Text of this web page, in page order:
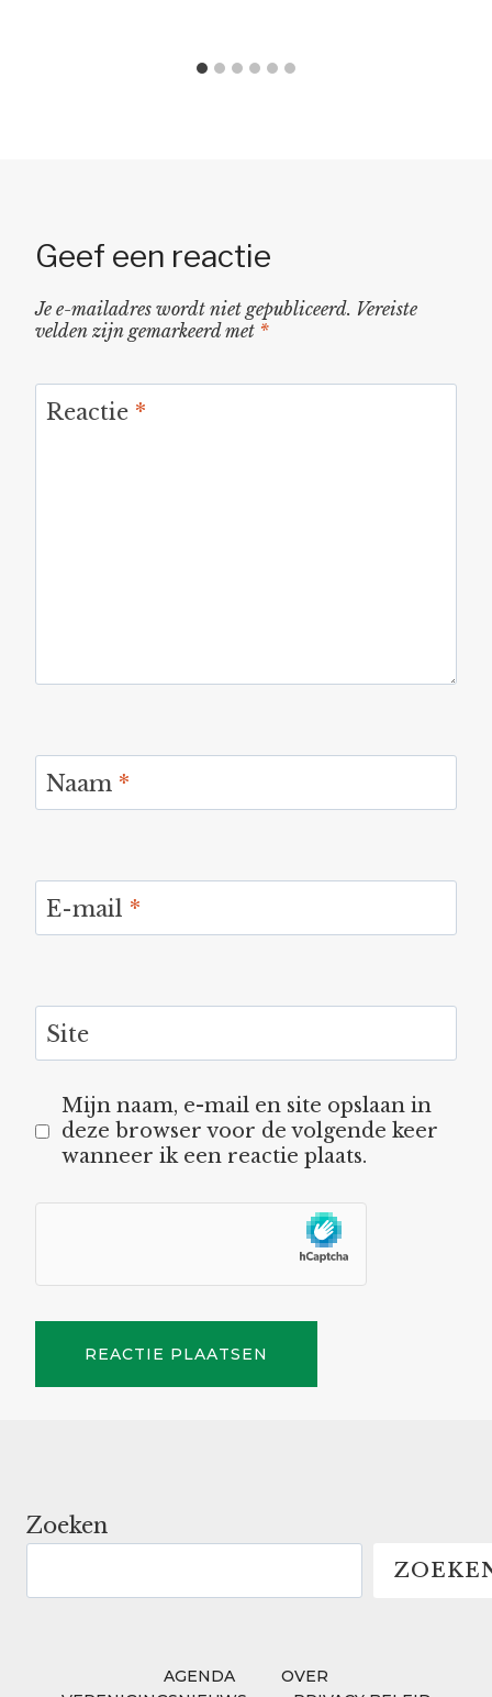
Geef een reactie
Je e-mailadres wordt niet gepubliceerd. Vereiste
velden zijn gemarkeerd met *
Reactie *
Naam *
E-mail *
Site
Mijn naam, e-mail en site opslaan in
deze browser voor de volgende keer
wanneer ik een reactie plaats.
Zoeken
AGENDA
OVER